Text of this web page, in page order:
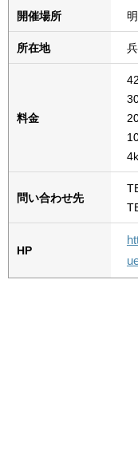
開催場所
所在地
料金
問い合わせ先
HP